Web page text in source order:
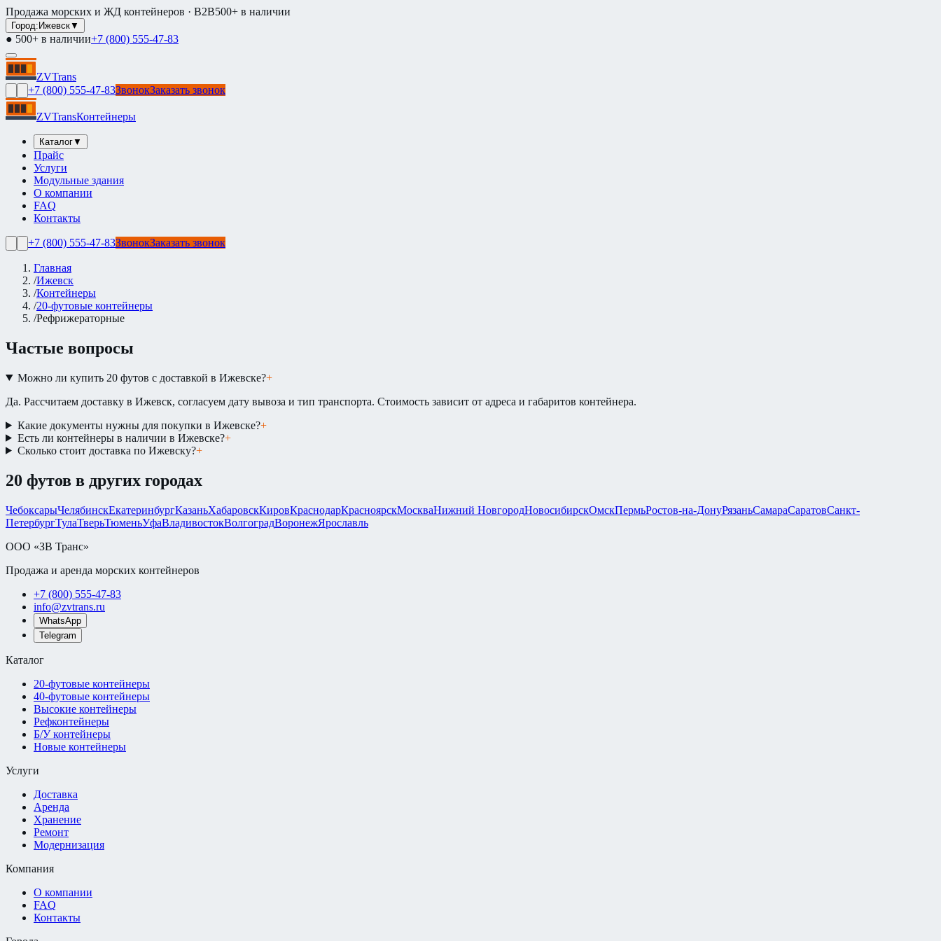
Продажа морских и ЖД контейнеров · B2B500+ в наличии
Город: Ижевск▼
● 500+ в наличии+7 (800) 555-47-83
ZVTrans
+7 (800) 555-47-83ЗвонокЗаказать звонок
ZVTransКонтейнеры
Каталог▼
Прайс
Услуги
Модульные здания
О компании
FAQ
Контакты
+7 (800) 555-47-83ЗвонокЗаказать звонок
Главная
/Ижевск
/Контейнеры
/20-футовые контейнеры
/Рефрижераторные
Частые вопросы
Можно ли купить 20 футов с доставкой в Ижевске?+
Да. Рассчитаем доставку в Ижевск, согласуем дату вывоза и тип транспорта. Стоимость зависит от адреса и габаритов контейнера.
Какие документы нужны для покупки в Ижевске?+
Есть ли контейнеры в наличии в Ижевске?+
Сколько стоит доставка по Ижевску?+
20 футов в других городах
ЧебоксарыЧелябинскЕкатеринбургКазаньХабаровскКировКраснодарКрасноярскМоскваНижний НовгородНовосибирскОмскПермьРостов-на-ДонуРязаньСамараСаратовСанкт-
ПетербургТулаТверьТюменьУфаВладивостокВолгоградВоронежЯрославль
ООО «ЗВ Транс»
Продажа и аренда морских контейнеров
+7 (800) 555-47-83
info@zvtrans.ru
WhatsApp
Telegram
Каталог
20-футовые контейнеры
40-футовые контейнеры
Высокие контейнеры
Рефконтейнеры
Б/У контейнеры
Новые контейнеры
Услуги
Доставка
Аренда
Хранение
Ремонт
Модернизация
Компания
О компании
FAQ
Контакты